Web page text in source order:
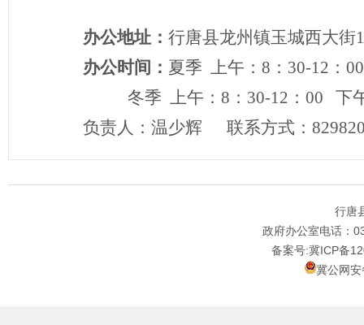
办公地址： 行唐县龙州镇玉城西大街
办公时间： 夏季 上午：8：30-12：
冬季 上午：8：30-12：00 下午
负责人：温少辉 联系方式：